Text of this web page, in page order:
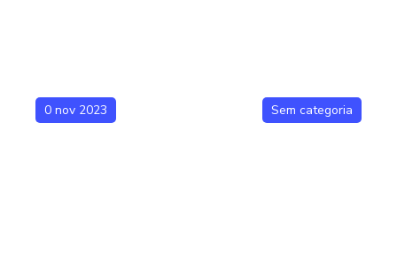
0 nov 2023 Sem categoria